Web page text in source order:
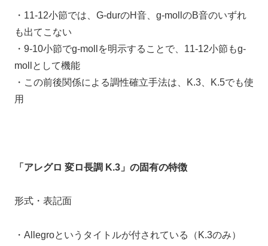
・ 11-12小節では、G-durのH音、g-mollのB音のいずれ
も出てこない
・ 9-10小節でg-mollを明示することで、11-12小節もg-
mollとして機能
・ この前後関係による調性確立手法は、K.3、K.5でも使
用
「アレグロ 変ロ長調 K.3」の固有の特徴
形式・表記面
・ Allegroというタイトルが付されている（K.3のみ）